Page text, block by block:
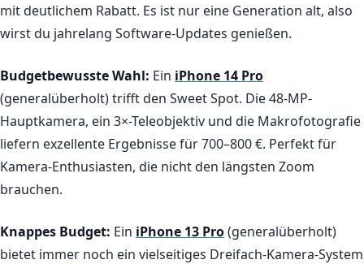
mit deutlichem Rabatt. Es ist nur eine Generation alt, also
wirst du jahrelang Software-Updates genießen.
Budgetbewusste Wahl: Ein iPhone 14 Pro
(generalüberholt) trifft den Sweet Spot. Die 48-MP-
Hauptkamera, ein 3×-Teleobjektiv und die Makrofotografie
liefern exzellente Ergebnisse für 700–800 €. Perfekt für
Kamera-Enthusiasten, die nicht den längsten Zoom
brauchen.
Knappes Budget: Ein iPhone 13 Pro(generalüberholt)
bietet immer noch ein vielseitiges Dreifach-Kamera-System